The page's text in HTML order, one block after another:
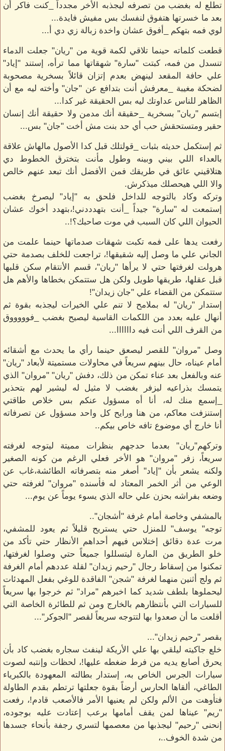
تطلع له بغضب من تصرفه ليجذبه الأخر مجدداً _كنت فاكر أن
بعد ما خسرتها هتفوق لنفسك بس مفيش فايدة...
لوي فمه بتهكم _أفوق عشان واخدة زبالة زي دي أ...
قطعت كلماته حينما تلاقي لكمة قوية من "ريان" جعلت الدماء
تنسدل من فمه، كبتت "سارة" شهقاتها مما ترأه، إستند "إياد"
علي حافة المقعد لينهض بعدم إتزان قائلاً بسخرية مصحوبة
لضحكة مغيبة _معرفش أنت بتدافع عن "جان" وأخته ليه مع أن
الظاهر للناس عداوتك ليه بس الحقيقة غير كدا...
إبتسم "ريان" بسخرية _حقيقة أنك مدمن ولا حقيقة أنك إنسان
حقير ومتستحقش حب أي حد بنت مش أخت "جان" بس...
ثم إستكمل حديثه بثبات _قولتلك قبل كدا الأصول مالهاش علاقة
بالعداء اللي بيني وبينه وطول مأنت بتخترق الخطوط دي
هتلاقيني عائق في طريقك فمن الأفضل أنك تبعد عنهم خالص
والا اللي هيحصلك ميذكرش.
وتركه وكاد بالتوجه للداخل فلحق به "إياد" ليصرخ بغضب
إستمعت له "سارة" جيداً _أنت بتهدددني!،بتهدد أخوك عشان
الحيوان اللي كان السبب في موت صاحبك؟!..
رفعت يدها على فمه تكبت شهقات صدماتها حينما علمت من
الجاني علي ما وصل إليه شقيقها!، تراجعت للخلف بصدمة حتي
هرولت لغرفتها حتي لا يرأها "ريان"، قسم الأنتقام سكن قلبها
قبل عقلها، طريقها طويل ولكن هل ستتمكن بخطاها والأهم هل
ستتمكن من القضاء علي "جان زيدان"!
إستدار "ريان" له بملامح لا تنم علي الخيرات ليجذبه بقوة ثم
أنهال عليه بعدد من اللكمات القاسية ليصيح بغضب _فوووووق
من القرف اللي أنت فيه داااااا...
وصل "مروان" للقصر ليصعق حينما رأي ما يحدث مع أشقائه
أمام عيناه، حال بينهم سريعاً في محاولات مستميتة لأبعاد "ريان"
عنه وبالفعل بعد عناء تمكن من ذلك، دفش "ريان" "مروان" الذي
يتمسك بذراعيه ليزفر بغضب لا مثيل له ليشير لهم بتحذير
_إسمع منك له، أنا أه مسؤول عنكم بس خلاص طاقتي
إستنزفت معاكم، من هنا ورايح كل واحد مسؤول عن تصرفاته
أنا خارج أي موضوع تافه خاص بيكم..
وتركهم"ريان" بعدما حدجهم بنظرات مميتة ليتوجه لغرفته
سريعاً، زفر "مروان" هو الأخر فعلي الرغم من كونه الصغير
ولكنه يشعر بأن "إياد" أصغر منه بتصرفاته الطائشة،غاب عن
الوعي من أثر الخمر المعتاد له فأسنده "مروان" لغرفته حتي
وضعه بفراشه بحزن علي حاله الذي يسوء يوماً عن يوم...
بالمشفي وخاصة أمام غرفة "أشجان"..
توجه" يوسف" للمنزل حتي يستريح قليلاً ثم يعود للمشفي،
مرت عدة دقائق إختلاس فيهم أحداهم الأنظار حتي تأكد من
خلو الطريق من المارة ليتسللوا جميعاً حتي وصلوا لغرفتها،
تمكنوا من إسقاط رجال "رحيم زيدان" لقلة عددهم أمام الغرفة
ثم ولج أثنين منهما لغرفة "شجن" الفاقدة للوغي بفعل المهدئات
ليحملوها بلطف شديد كما اخبرهم "مراد" ثم خرجوا بها سريعاً
للسيارات التي بأنتظارهم بالخارج ومن ثم للطائرة الخاصة التي
أقلعت ما أن صعدوا بها لتتوجه سريعاً لقصر "الجوكر"...
بقصر "رحيم زيدان"...
خلع جاكيته ليلقي بها علي الأريكة لينفث سجاره بغضب كاد بأن
يحرق أصابع يديه من فرط ضغطه عليها!، لحظات وإنتبه لصوت
سيارات الجرس الخاص به، إستدار بطالته المعهودة بالكبرياء
الطاغي، ألقاها الحارس أرضاً بقوة جعلتها ترتطم بقدم الطاولة
فتأوهت من الألم ولكن لم يعنيها الأمر فالأصعب قادم!، رفعت
"ريم" عيناها لمن يقف أمامها برعب إعتادت عليه بوجوده،
إنحنى "رحيم" ليجذبها من معصمها لتسري رجفة بأنحاء جسدها
من شدة الخوف..،